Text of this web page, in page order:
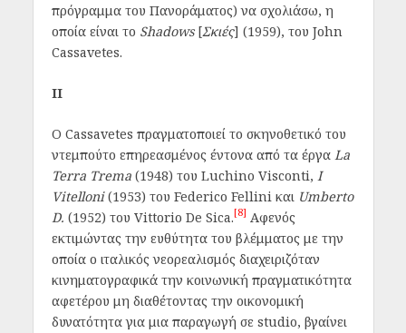
πρόγραμμα του Πανοράματος) να σχολιάσω, η
οποία είναι το Shadows [Σκιές] (1959), του John
Cassavetes.
II
Ο Cassavetes πραγματοποιεί το σκηνοθετικό του
ντεμπούτο επηρεασμένος έντονα από τα έργα La
Terra Trema (1948) του Luchino Visconti, I
Vitelloni(1953) του Federico Fellini και Umberto
D. (1952) του Vittorio De Sica.[8] Αφενός
εκτιμώντας την ευθύτητα του βλέμματος με την
οποία ο ιταλικός νεορεαλισμός διαχειριζόταν
κινηματογραφικά την κοινωνική πραγματικότητα
αφετέρου μη διαθέτοντας την οικονομική
δυνατότητα για μια παραγωγή σε studio, βγαίνει